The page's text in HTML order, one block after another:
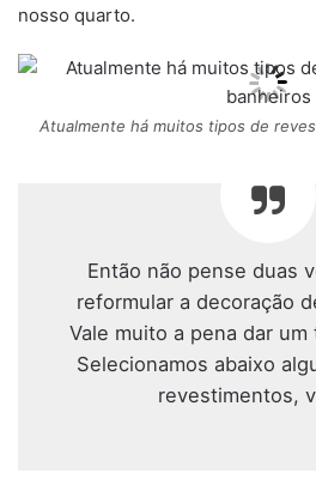
nosso quarto.
Atualmente há muitos tipos de
Então não pense duas
reformular a decoração
Vale muito a pena dar
Selecionamos abaixo
revestimentos,